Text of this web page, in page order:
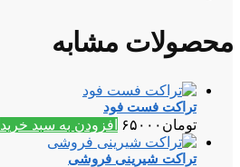
محصولات مشابه
تراکت فست فود
تومان ۶۵۰۰۰ افزودن به سبد خرید
تراکت شیرینی فروشی